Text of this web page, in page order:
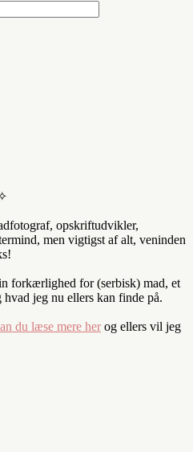
opskriftudvikler,
men vigtigst af alt, veninden
forkærlighed for (serbisk) mad, et
jeg nu ellers kan finde på.
du læse mere her og ellers vil jeg